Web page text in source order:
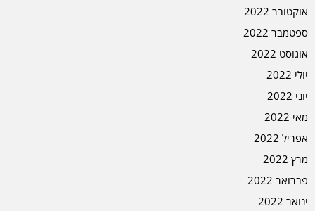
אוקטובר 2022
ספטמבר 2022
אוגוסט 2022
יולי 2022
יוני 2022
מאי 2022
אפריל 2022
מרץ 2022
פברואר 2022
ינואר 2022